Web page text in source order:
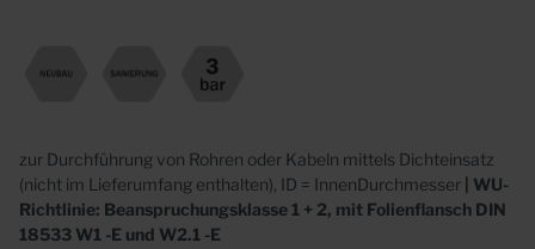
zur Durchführung von Rohren oder Kabeln mittels Dichteinsatz
(nicht im Lieferumfang enthalten), ID = InnenDurchmesser
| WU-
Richtlinie: Beanspruchungsklasse 1 + 2, mit Folienflansch DIN
18533 W1 -E und W2.1 -E